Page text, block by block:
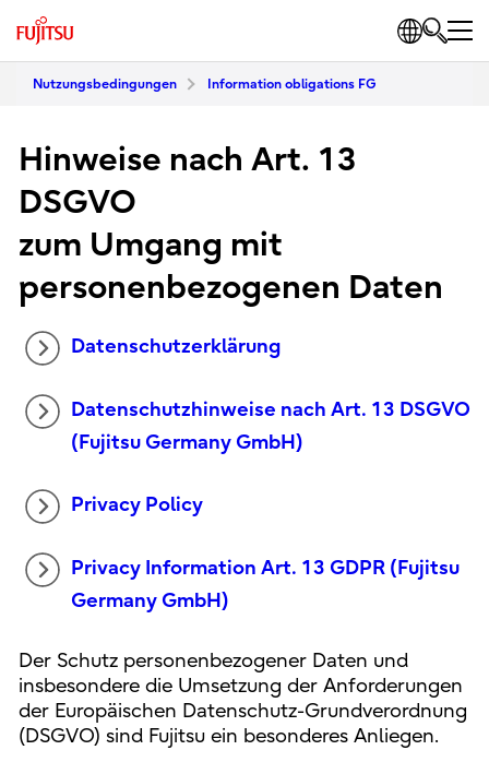
Nutzungsbedingungen Information obligations FG
Hinweise nach Art. 13
DSGVO
zum Umgang mit
personenbezogenen Daten
Datenschutzerklärung
Datenschutzhinweise nach Art. 13 DSGVO
(Fujitsu Germany GmbH)
Privacy Policy
Privacy Information Art. 13 GDPR (Fujitsu
Germany GmbH)
Der Schutz personenbezogener Daten und
insbesondere die Umsetzung der Anforderungen
der Europäischen Datenschutz-Grundverordnung
(DSGVO) sind Fujitsu ein besonderes Anliegen.